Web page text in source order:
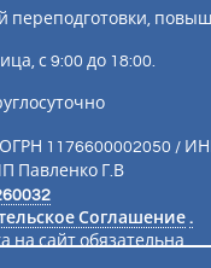
переподготовки,
с 9:00 до 18:00.
1176600002050 /
Павленко Г.В
Соглашение .
на сайт обязательна